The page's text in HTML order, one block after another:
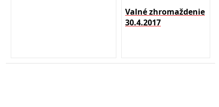
Valné zhromaždenie
30.4.2017